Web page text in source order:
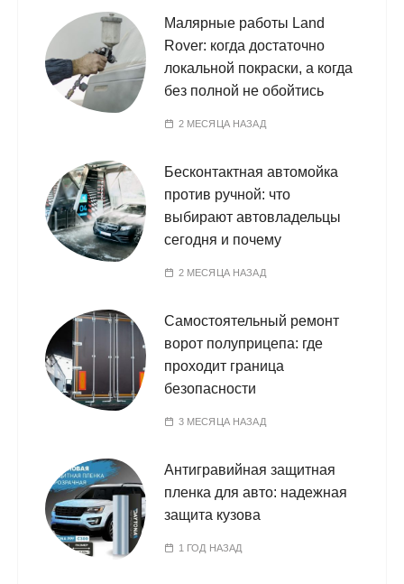
Малярные работы Land
Rover: когда достаточно
локальной покраски, а когда
без полной не обойтись
2 МЕСЯЦА НАЗАД
Бесконтактная автомойка
против ручной: что
выбирают автовладельцы
сегодня и почему
2 МЕСЯЦА НАЗАД
Самостоятельный ремонт
ворот полуприцепа: где
проходит граница
безопасности
3 МЕСЯЦА НАЗАД
Антигравийная защитная
пленка для авто: надежная
защита кузова
1 ГОД НАЗАД